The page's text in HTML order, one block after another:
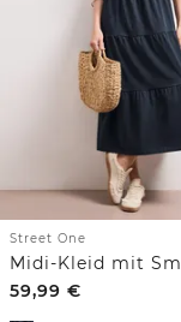
Street One
59,99 €